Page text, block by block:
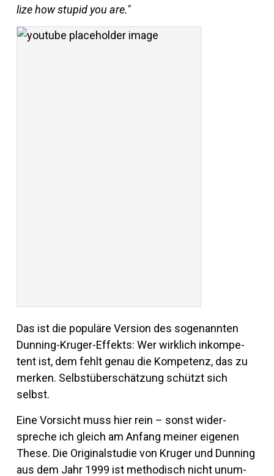
lize how stupid you are."
Das ist die po­pu­läre Ver­sion des so­ge­nannten
Dun­ning-Kruger-Ef­fekts: Wer wirk­lich in­kom­pe­
tent ist, dem fehlt genau die Kom­pe­tenz, das zu
merken. Selbst­über­schät­zung schützt sich
selbst.
Eine Vor­sicht muss hier rein – sonst wi­der­
spreche ich gleich am An­fang meiner ei­genen
These. Die Ori­gi­nal­studie von Kruger und Dun­ning
aus dem Jahr 1999 ist me­tho­disch nicht un­um­